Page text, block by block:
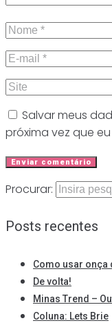
Salvar meus
próxima vez que
Procurar:
Posts recentes
Como usar
De volta!
Minas Trend –
Coluna: Lets Brie